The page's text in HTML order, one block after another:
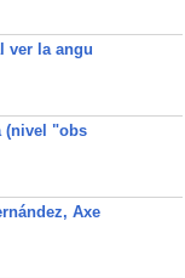
ver la angu
(nivel "obs
Axe